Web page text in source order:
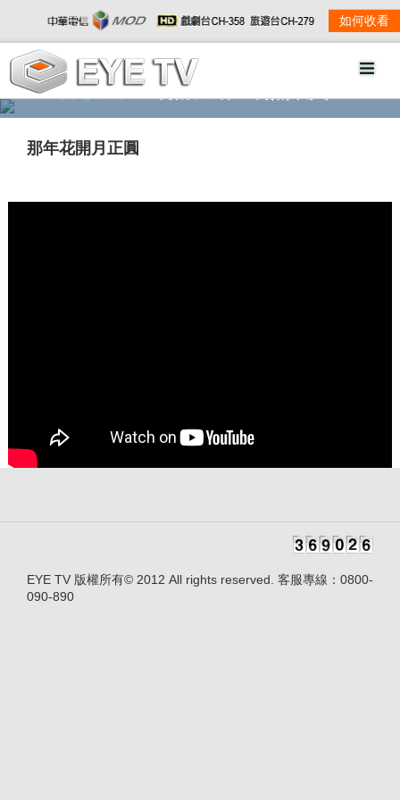
如何收看
精彩影音 劇情大綱
那年花開月正圓
EYE TV 版權所有© 2012 All rights reserved. 客服專線：0800-
090-890